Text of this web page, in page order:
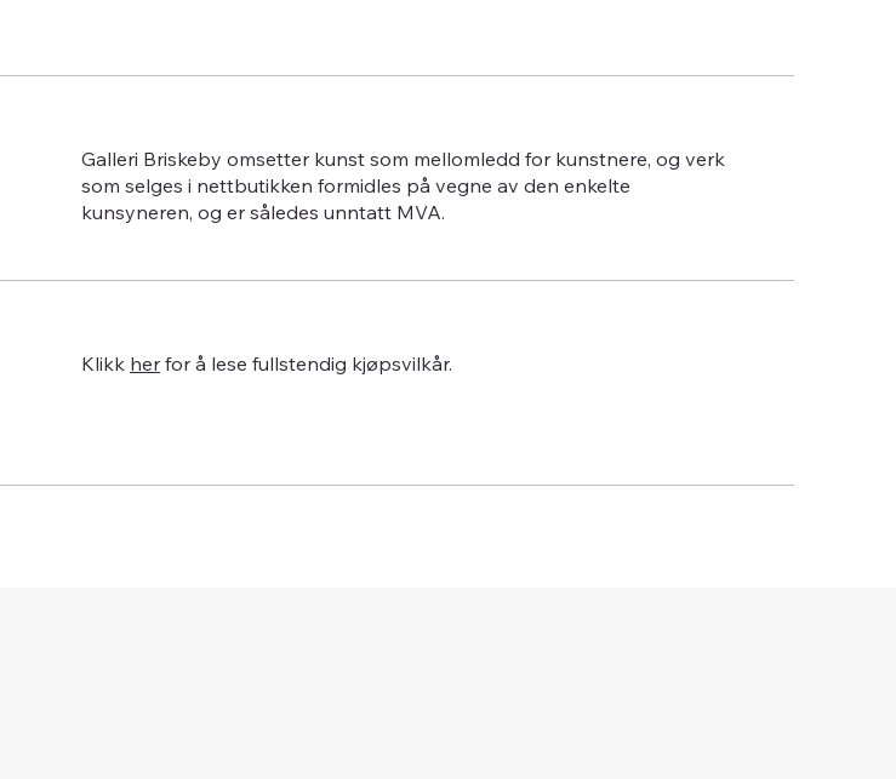
Galleri Briskeby omsetter kunst som mellomledd for kunstnere, og verk
som selges i nettbutikken formidles på vegne av den enkelte
kunsyneren, og er således unntatt MVA.
Klikk her for å lese fullstendig kjøpsvilkår.